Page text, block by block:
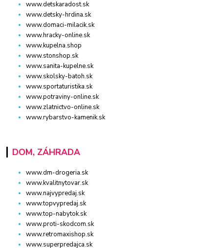
www.detskaradost.sk
www.detsky-hrdina.sk
www.domaci-milacik.sk
www.hracky-online.sk
www.kupelna.shop
www.stonshop.sk
www.sanita-kupelne.sk
www.skolsky-batoh.sk
www.sportaturistika.sk
www.potraviny-online.sk
www.zlatnictvo-online.sk
www.rybarstvo-kamenik.sk
DOM, ZÁHRADA
www.dm-drogeria.sk
www.kvalitnytovar.sk
www.najvypredaj.sk
www.topvypredaj.sk
www.top-nabytok.sk
www.proti-skodcom.sk
www.retromaxishop.sk
www.superpredajca.sk